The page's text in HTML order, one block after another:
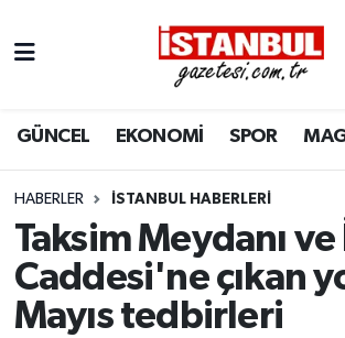
GÜNCEL EKONOMİ SPOR
HABERLER İSTANBUL HABERLERI
Taksim Meydanı ve
Caddesi'ne çıkan
Mayıs tedbirleri
EKONOMİ
İSTANBUL
DÜNYA
SPOR
Nöbetçi Eczaneler
Hava Durumu
Trafik Durumu
Süper Lig Puan Durumu ve
Tüm Manşetler